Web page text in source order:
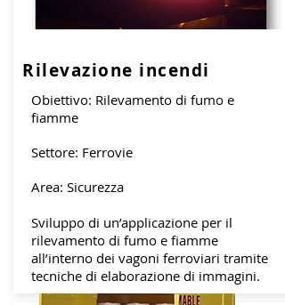
Obiettivo: Rilevamento di fumo e
fiamme
Settore: Ferrovie
Area: Sicurezza
Sviluppo di un’applicazione per il
rilevamento di fumo e fiamme
all’interno dei vagoni ferroviari tramite
tecniche di elaborazione di immagini.
Rilevazione incendi